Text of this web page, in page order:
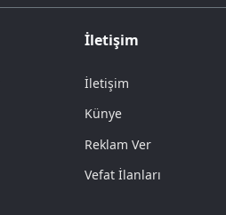
İletişim
İletişim
Künye
Reklam Ver
Vefat İlanları